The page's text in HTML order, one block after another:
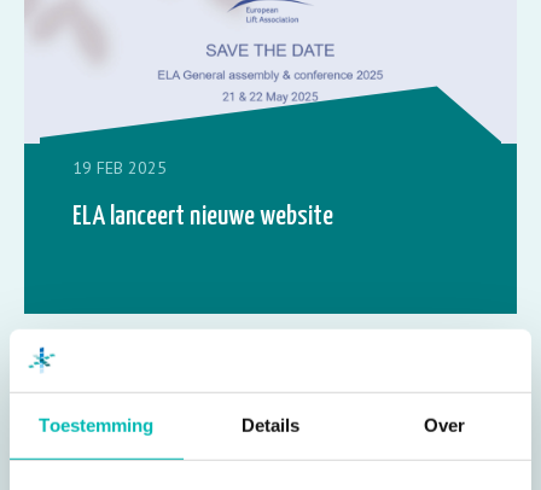
Toestemming Details Over
19 FEB 2025
ELA lanceert nieuwe website